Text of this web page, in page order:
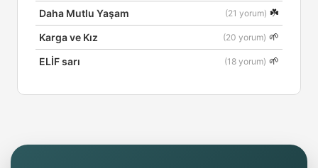
Daha Mutlu Yaşam (21 yorum) ☘️
Karga ve Kız (20 yorum) 🌱
ELİF sarı (18 yorum) 🌱